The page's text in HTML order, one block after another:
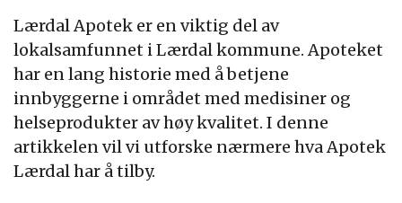
Lærdal Apotek er en viktig del av
lokalsamfunnet i Lærdal kommune. Apoteket
har en lang historie med å betjene
innbyggerne i området med medisiner og
helseprodukter av høy kvalitet. I denne
artikkelen vil vi utforske nærmere hva Apotek
Lærdal har å tilby.